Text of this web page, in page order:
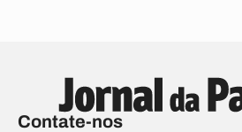
Contate-nos